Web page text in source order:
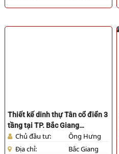
Thiết kế dinh thự Tân cổ điển 3
tầng tại TP. Bắc Giang
[HL060126]
Chủ đầu tư:
Ông Hưng
Địa chỉ:
Bắc Giang